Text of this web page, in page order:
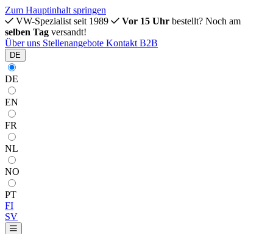
Zum Hauptinhalt springen
VW-Spezialist seit 1989
Vor 15 Uhr bestellt? Noch am
selben Tag versandt!
Über uns Stellenangebote Kontakt B2B
DE
DE
EN
FR
NL
NO
PT
FI
SV